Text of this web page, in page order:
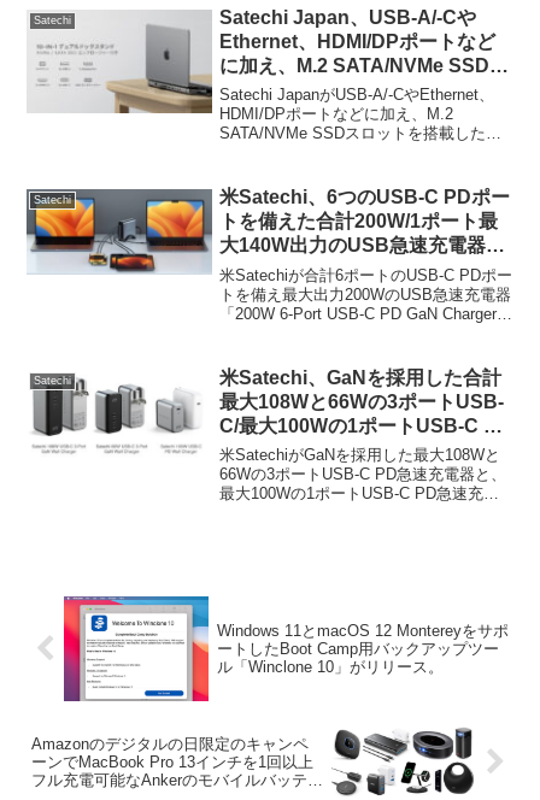
NVMe SSD エンクロージャ (ST-
E2230M)」の日本での販売を開始してい
ます。
Satechi
Satechi Japan、USB-A/-Cや
Ethernet、HDMI/DPポートなど
に加え、M.2 SATA/NVMe SSDエ
ンクロージャーを搭載した
「Satechi デュアルUSB-C ドッ
キングステーション」を発売。
Satechi JapanがUSB-A/-CやEthernet、
HDMI/DPポートなどに加え、M.2
SATA/NVMe SSDスロットを搭載した
以下か...
Satechi
米Satechi、6つのUSB-C PDポー
トを備えた合計200W/1ポート最
大140W出力のUSB急速充電器
「Satechi 200W 6-Port USB-C
PD GaN Charger」を発表。
米Satechiが合計6ポートのUSB-C PDポー
トを備え最大出力200WのUSB急速充電器
「200W 6-Port USB-C PD GaN Charger」
Satechi
米Satechi、GaNを採用した合計
最大108Wと66Wの3ポートUSB-
C/最大100Wの1ポートUSB-C PD
急速充電器の3製品を発売。
米SatechiがGaNを採用した最大108Wと
66Wの3ポートUSB-C PD急速充電器と、
最大100Wの1ポートUSB-C PD急速充電
Windows 11とmacOS 12 Montereyをサポ
ートしたBoot Camp用バックアップツー
ル「Winclone 10」がリリース。
Amazonのデジタルの日限定のキャンペ
ーンでMacBook Pro 13インチを1回以上
フル充電可能なAnkerのモバイルバッテリ